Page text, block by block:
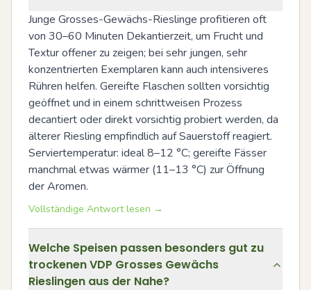
Junge Grosses-Gewächs-Rieslinge profitieren oft
von 30–60 Minuten Dekantierzeit, um Frucht und
Textur offener zu zeigen; bei sehr jungen, sehr
konzentrierten Exemplaren kann auch intensiveres
Rühren helfen. Gereifte Flaschen sollten vorsichtig
geöffnet und in einem schrittweisen Prozess
decantiert oder direkt vorsichtig probiert werden, da
älterer Riesling empfindlich auf Sauerstoff reagiert.
Serviertemperatur: ideal 8–12 °C; gereifte Fässer
manchmal etwas wärmer (11–13 °C) zur Öffnung
der Aromen.
Vollständige Antwort lesen →
Welche Speisen passen besonders gut zu
trockenen VDP Grosses Gewächs
Rieslingen aus der Nahe?